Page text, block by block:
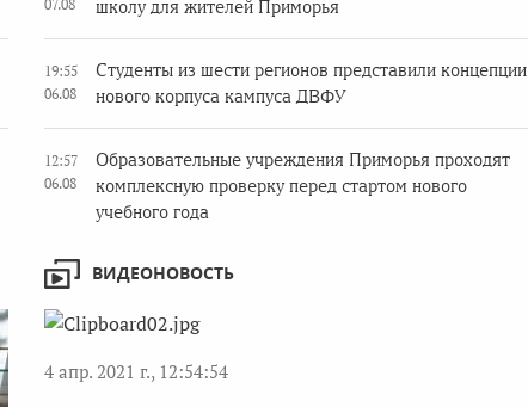
07.08
школу для жителей Приморья
19:55
06.08
Студенты из шести регионов представили концепции
нового корпуса кампуса ДВФУ
12:57
06.08
Образовательные учреждения Приморья проходят
комплексную проверку перед стартом нового
учебного года
ВИДЕОНОВОСТЬ
4 апр. 2021 г., 12:54:54